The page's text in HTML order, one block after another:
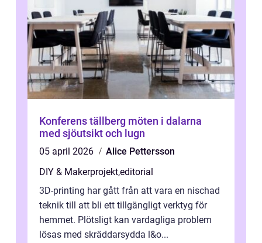
Konferens tällberg möten i dalarna
med sjöutsikt och lugn
05 april 2026
Alice Pettersson
DIY & Makerprojekt,editorial
3D-printing har gått från att vara en nischad
teknik till att bli ett tillgängligt verktyg för
hemmet. Plötsligt kan vardagliga problem
lösas med skräddarsydda l&o...